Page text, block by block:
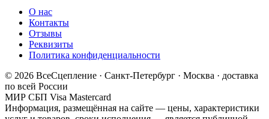
О нас
Контакты
Отзывы
Реквизиты
Политика конфиденциальности
© 2026 ВсеСцепление · Санкт-Петербург · Москва · доставка
по всей России
МИР СБП Visa Mastercard
Информация, размещённая на сайте — цены, характеристики